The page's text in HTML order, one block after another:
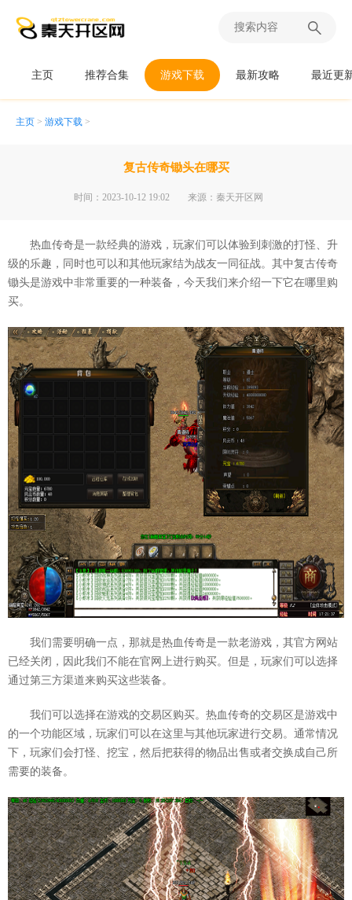
主页 推荐合集 游戏下载 最新攻略 最近更
主页 > 游戏下载 >
复古传奇锄头在哪买
时间：2023-10-12 19:02 来源：秦天开区网
热血传奇是一款经典的游戏，玩家们可以体验到刺激的打怪、升
级的乐趣，同时也可以和其他玩家结为战友一同征战。其中复古传奇
锄头是游戏中非常重要的一种装备，今天我们来介绍一下它在哪里购
买。
我们需要明确一点，那就是热血传奇是一款老游戏，其官方网站
已经关闭，因此我们不能在官网上进行购买。但是，玩家们可以选择
通过第三方渠道来购买这些装备。
我们可以选择在游戏的交易区购买。热血传奇的交易区是游戏中
的一个功能区域，玩家们可以在这里与其他玩家进行交易。通常情况
下，玩家们会打怪、挖宝，然后把获得的物品出售或者交换成自己所
需要的装备。